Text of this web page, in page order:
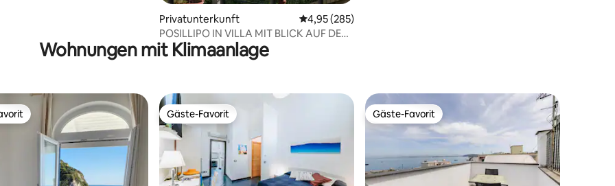
Privatunterkunft Durchschnittliche Bewertung: 4,95 von 5, 285 Bewertungen
4,95 (285)
POSILLIPO IN VILLA MIT BLICK AUF DEN
GARTEN
Wohnungen mit Klimaanlage
Gäste-Favorit
Gäste-Favorit Gäste-Favorit
Gäste-Favorit